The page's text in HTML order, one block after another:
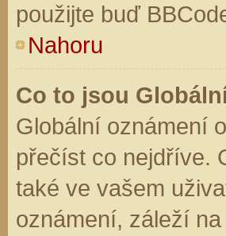
použijte buď
Nahoru
Co to jsou
Globální oznámení
přečíst co nejdříve.
také ve vašem
oznámení, záleží